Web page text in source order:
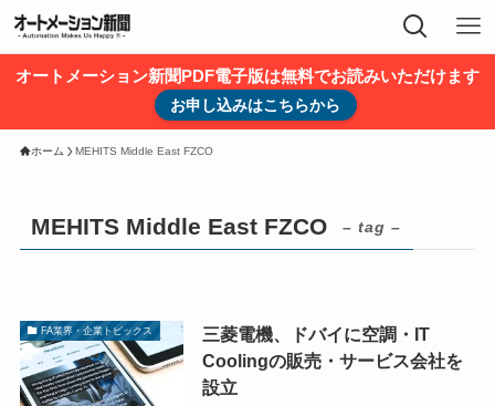
オートメーション新聞PDF電子版は無料でお読みいただけます
お申し込みはこちらから
ホーム MEHITS Middle East FZCO
MEHITS Middle East FZCO – tag –
FA業界・企業トピックス
三菱電機、ドバイに空調・IT
Coolingの販売・サービス会社を
設立